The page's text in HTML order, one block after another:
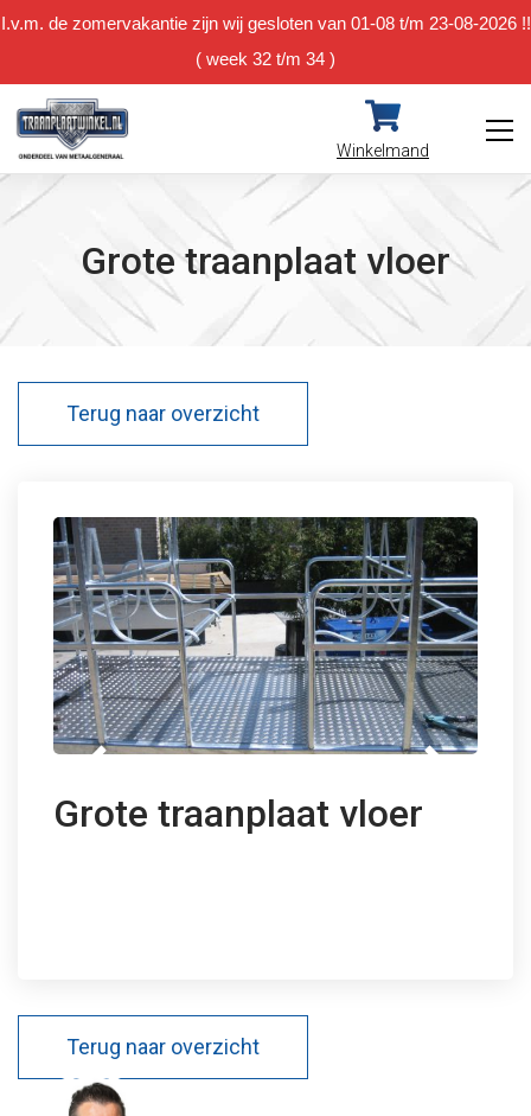
I.v.m. de zomervakantie zijn wij gesloten van 01-08 t/m 23-08-2026 !!
( week 32 t/m 34 )
Winkelmand
Grote traanplaat vloer
Terug naar overzicht
Grote traanplaat vloer
Terug naar overzicht